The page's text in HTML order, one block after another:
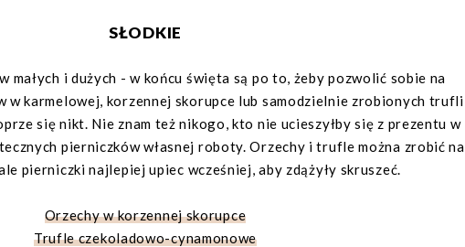
SŁODKIE
małych i dużych - w końcu święta są po to, żeby pozwolić sobie na
w karmelowej, korzennej skorupce lub samodzielnie zrobionych trufli
się nikt. Nie znam też nikogo, kto nie ucieszyłby się z prezentu w
pierniczków własnej roboty. Orzechy i trufle można zrobić na
pierniczki najlepiej upiec wcześniej, aby zdążyły skruszeć.
Orzechy w korzennej skorupce
Trufle czekoladowo-cynamonowe